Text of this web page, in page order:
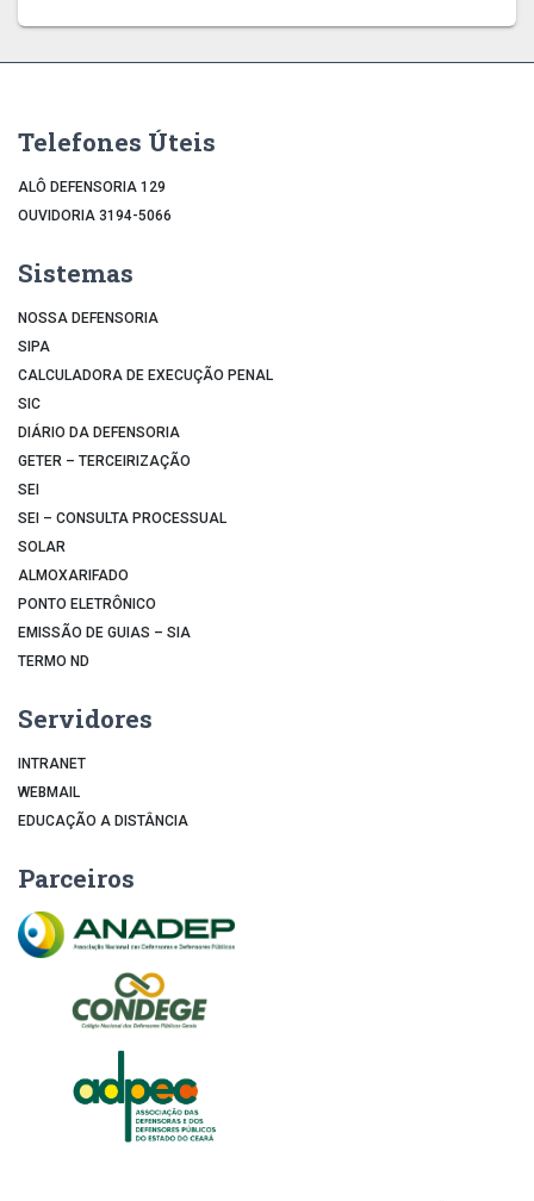
Telefones Úteis
ALÔ DEFENSORIA 129
OUVIDORIA 3194-5066
Sistemas
NOSSA DEFENSORIA
SIPA
CALCULADORA DE EXECUÇÃO PENAL
SIC
DIÁRIO DA DEFENSORIA
GETER – TERCEIRIZAÇÃO
SEI
SEI – CONSULTA PROCESSUAL
SOLAR
ALMOXARIFADO
PONTO ELETRÔNICO
EMISSÃO DE GUIAS – SIA
TERMO ND
Servidores
INTRANET
WEBMAIL
EDUCAÇÃO A DISTÂNCIA
Parceiros